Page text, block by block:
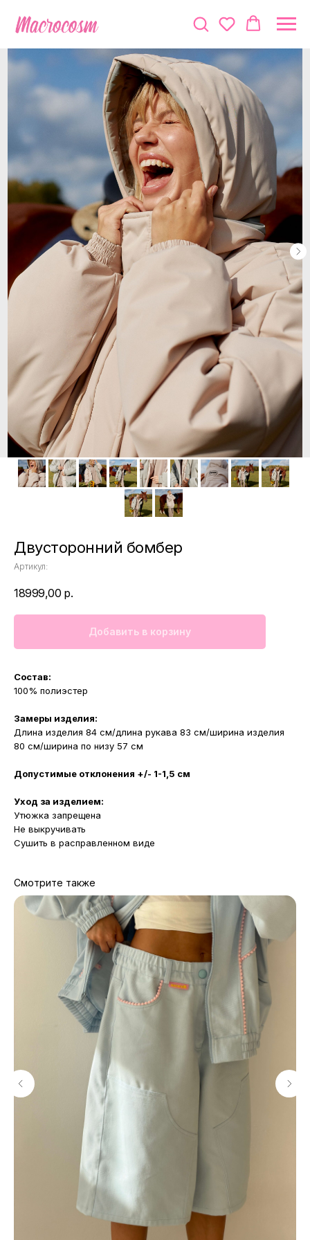
Двусторонний бомбер
Артикул:
18999,00 р.
Добавить в корзину
Состав:
100% полиэстер
Замеры изделия:
Длина изделия 84 см/длина рукава 83 см/ширина изделия
80 см/ширина по низу 57 см
Допустимые отклонения +/- 1-1,5 см
Уход за изделием:
Утюжка запрещена
Не выкручивать
Сушить в расправленном виде
Смотрите также
МАГАЗИНЫ
Потрогать, примерить,
ВЛЮБИТЬСЯ И КУПИТЬ
наш бренд вы можете по адресу